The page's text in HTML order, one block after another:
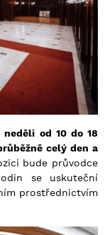
od 10 do 18
celý den a
bude průvodce
se uskuteční
prostřednictvím